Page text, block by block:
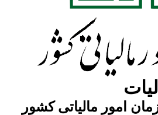
امور مالیاتی کشور